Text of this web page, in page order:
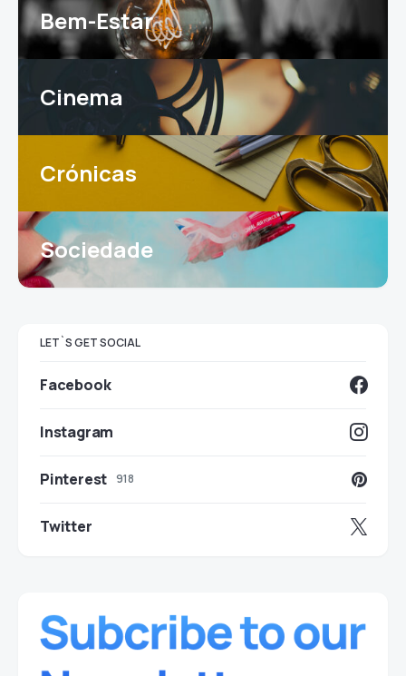
Bem-Estar
Cinema
Crónicas
Sociedade
LET`S GET SOCIAL
Facebook
Instagram
Pinterest 918
Twitter